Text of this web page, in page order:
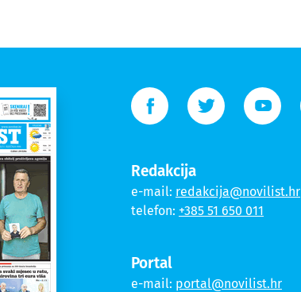
Redakcija
e-mail: redakcija@novilist.hr
telefon: +385 51 650 011
Portal
e-mail: portal@novilist.hr